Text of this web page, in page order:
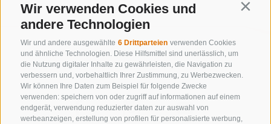
Wir verwenden Cookies und
andere Technologien
Wir und andere ausgewählte 6 Drittparteien verwenden Cookies
und ähnliche Technologien. Diese Hilfsmittel sind unerlässlich, um
die Nutzung digitaler Inhalte zu gewährleisten, die Navigation zu
verbessern und, vorbehaltlich Ihrer Zustimmung, zu Werbezwecken.
Wir können Ihre Daten zum Beispiel für folgende Zwecke
verwenden: speichern von oder zugriff auf informationen auf einem
endgerät, verwendung reduzierter daten zur auswahl von
werbeanzeigen, erstellung von profilen für personalisierte werbung,